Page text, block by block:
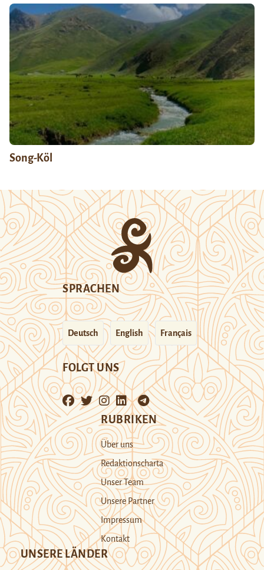
Song-Köl
SPRACHEN
Deutsch English Français
FOLGT UNS
RUBRIKEN
Über uns
Redaktionscharta
Unser Team
Unsere Partner
Impressum
Kontakt
UNSERE LÄNDER